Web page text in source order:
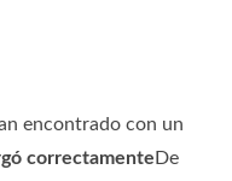
encontrado con un
correctamente De